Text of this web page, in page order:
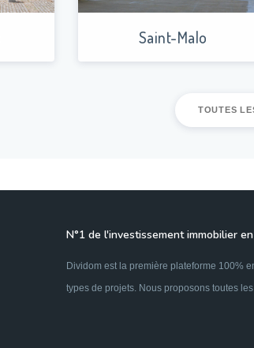
Saint-Malo
TOUTES
N°1 de l'investissement immobilier
Dividom est la première plateforme 100%
types de projets. Nous proposons toutes